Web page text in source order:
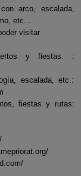
arco, escalada,
etc...
visitar
y fiestas. :
escalada, etc.:
fiestas y rutas: